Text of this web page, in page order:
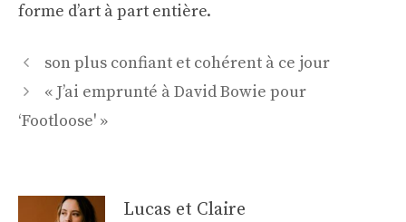
forme d’art à part entière.
Navigation
des
articles
son plus confiant et cohérent à ce jour
« J’ai emprunté à David Bowie pour
‘Footloose' »
Lucas et Claire